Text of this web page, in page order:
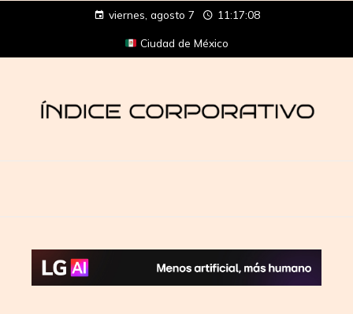
viernes, agosto 7 11:17:08
Ciudad de México